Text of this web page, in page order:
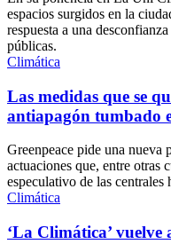
espacios surgidos en la
respuesta a una
públicas.
Climática
Las medidas que se
antiapagón tumbado
Greenpeace pide una nueva
actuaciones que, entre otras
especulativo de las centrales
Climática
‘La Climática’